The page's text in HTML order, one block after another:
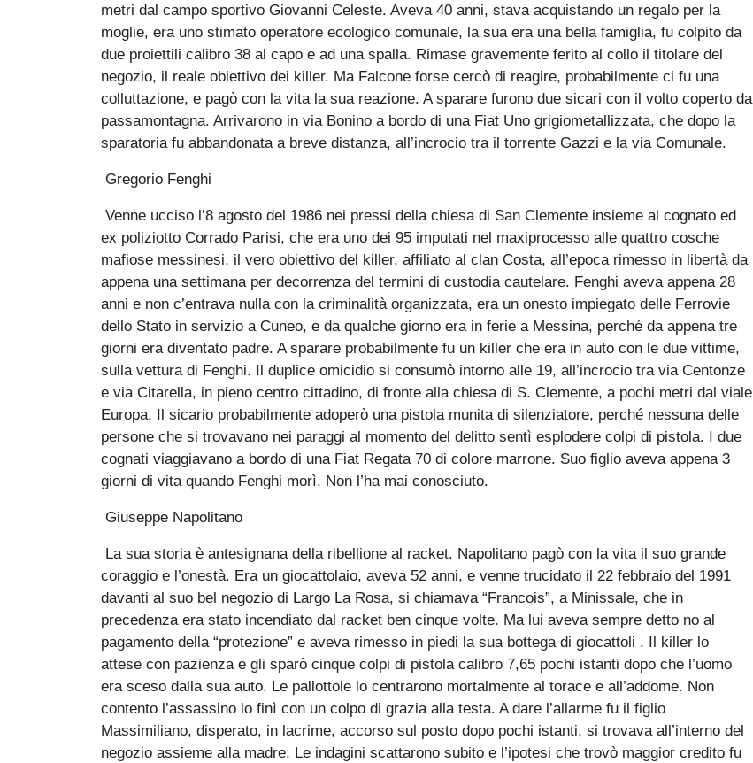
metri dal campo sportivo Giovanni Celeste. Aveva 40 anni, stava acquistando un regalo per la
moglie, era uno stimato operatore ecologico comunale, la sua era una bella famiglia, fu colpito da
due proiettili calibro 38 al capo e ad una spalla. Rimase gravemente ferito al collo il titolare del
negozio, il reale obiettivo dei killer. Ma Falcone forse cercò di reagire, probabilmente ci fu una
colluttazione, e pagò con la vita la sua reazione. A sparare furono due sicari con il volto coperto da
passamontagna. Arrivarono in via Bonino a bordo di una Fiat Uno grigiometallizzata, che dopo la
sparatoria fu abbandonata a breve distanza, all’incrocio tra il torrente Gazzi e la via Comunale.
Gregorio Fenghi
Venne ucciso l’8 agosto del 1986 nei pressi della chiesa di San Clemente insieme al cognato ed
ex poliziotto Corrado Parisi, che era uno dei 95 imputati nel maxiprocesso alle quattro cosche
mafiose messinesi, il vero obiettivo del killer, affiliato al clan Costa, all’epoca rimesso in libertà da
appena una settimana per decorrenza del termini di custodia cautelare. Fenghi aveva appena 28
anni e non c’entrava nulla con la criminalità organizzata, era un onesto impiegato delle Ferrovie
dello Stato in servizio a Cuneo, e da qualche giorno era in ferie a Messina, perché da appena tre
giorni era diventato padre. A sparare probabilmente fu un killer che era in auto con le due vittime,
sulla vettura di Fenghi. Il duplice omicidio si consumò intorno alle 19, all’incrocio tra via Centonze
e via Citarella, in pieno centro cittadino, di fronte alla chiesa di S. Clemente, a pochi metri dal viale
Europa. Il sicario probabilmente adoperò una pistola munita di silenziatore, perché nessuna delle
persone che si trovavano nei paraggi al momento del delitto sentì esplodere colpi di pistola. I due
cognati viaggiavano a bordo di una Fiat Regata 70 di colore marrone. Suo figlio aveva appena 3
giorni di vita quando Fenghi morì. Non l’ha mai conosciuto.
Giuseppe Napolitano
La sua storia è antesignana della ribellione al racket. Napolitano pagò con la vita il suo grande
coraggio e l’onestà. Era un giocattolaio, aveva 52 anni, e venne trucidato il 22 febbraio del 1991
davanti al suo bel negozio di Largo La Rosa, si chiamava “Francois”, a Minissale, che in
precedenza era stato incendiato dal racket ben cinque volte. Ma lui aveva sempre detto no al
pagamento della “protezione” e aveva rimesso in piedi la sua bottega di giocattoli . Il killer lo
attese con pazienza e gli sparò cinque colpi di pistola calibro 7,65 pochi istanti dopo che l’uomo
era sceso dalla sua auto. Le pallottole lo centrarono mortalmente al torace e all’addome. Non
contento l’assassino lo finì con un colpo di grazia alla testa. A dare l’allarme fu il figlio
Massimiliano, disperato, in lacrime, accorso sul posto dopo pochi istanti, si trovava all’interno del
negozio assieme alla madre. Le indagini scattarono subito e l’ipotesi che trovò maggior credito fu